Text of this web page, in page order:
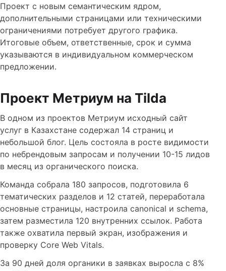
Проект с новым семантическим ядром,
дополнительными страницами или техническими
ограничениями потребует другого графика.
Итоговые объем, ответственные, срок и сумма
указываются в индивидуальном коммерческом
предложении.
Проект Метриум на Tilda
В одном из проектов Метриум исходный сайт
услуг в Казахстане содержал 14 страниц и
небольшой блог. Цель состояла в росте видимости
по небрендовым запросам и получении 10-15 лидов
в месяц из органического поиска.
Команда собрала 180 запросов, подготовила 6
тематических разделов и 12 статей, переработала
основные страницы, настроила canonical и schema,
затем разместила 120 внутренних ссылок. Работа
также охватила первый экран, изображения и
проверку Core Web Vitals.
За 90 дней доля органики в заявках выросла с 8%